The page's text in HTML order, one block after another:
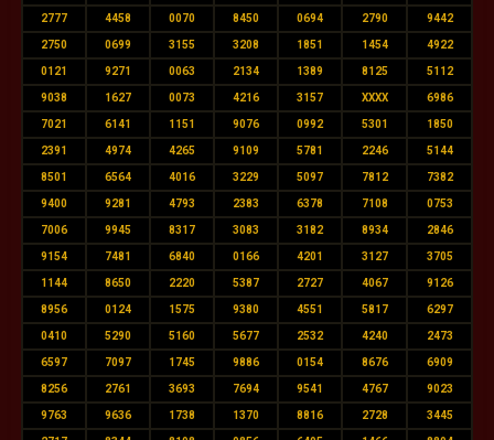
2777 4458 0070 8450 0694 2790 9442
2750 0699 3155 3208 1851 1454 4922
0121 9271 0063 2134 1389 8125 5112
9038 1627 0073 4216 3157 XXXX 6986
7021 6141 1151 9076 0992 5301 1850
2391 4974 4265 9109 5781 2246 5144
8501 6564 4016 3229 5097 7812 7382
9400 9281 4793 2383 6378 7108 0753
7006 9945 8317 3083 3182 8934 2846
9154 7481 6840 0166 4201 3127 3705
1144 8650 2220 5387 2727 4067 9126
8956 0124 1575 9380 4551 5817 6297
0410 5290 5160 5677 2532 4240 2473
6597 7097 1745 9886 0154 8676 6909
8256 2761 3693 7694 9541 4767 9023
9763 9636 1738 1370 8816 2728 3445